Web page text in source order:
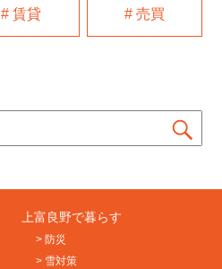
# 賃貸 # 売買
上富良野で暮らす
> 防災
> 雪対策